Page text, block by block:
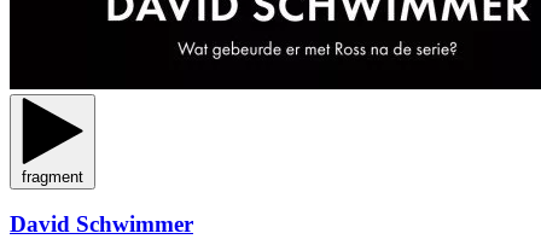
fragment
David Schwimmer